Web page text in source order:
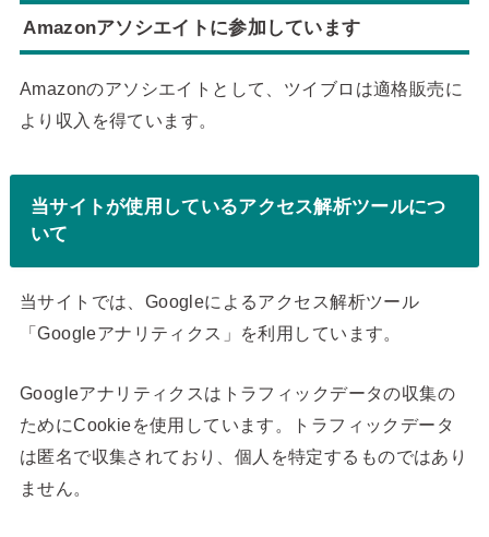
Amazonアソシエイトに参加しています
Amazonのアソシエイトとして、ツイブロは適格販売に
より収入を得ています。
当サイトが使用しているアクセス解析ツールにつ
いて
当サイトでは、Googleによるアクセス解析ツール
「Googleアナリティクス」を利用しています。
Googleアナリティクスはトラフィックデータの収集の
ためにCookieを使用しています。トラフィックデータ
は匿名で収集されており、個人を特定するものではあり
ません。